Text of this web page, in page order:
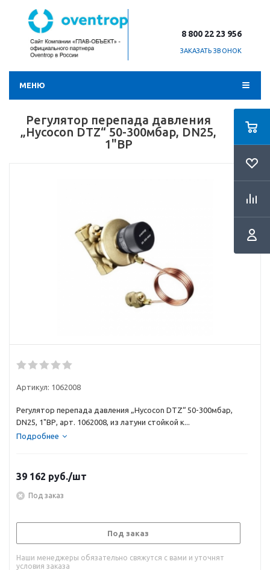
8 800 22 23 956
ЗАКАЗАТЬ ЗВОНОК
МЕНЮ
Регулятор перепада давления
„Hycocon DTZ“ 50-300мбар, DN25,
1"ВР
Артикул: 1062008
Регулятор перепада давления „Hycocon DTZ“ 50-300мбар,
DN25, 1"ВР, арт. 1062008, из латуни стойкой к...
Подробнее
39 162 руб./шт
Под заказ
Под заказ
Наши менеджеры обязательно свяжутся с вами и уточнят
условия заказа